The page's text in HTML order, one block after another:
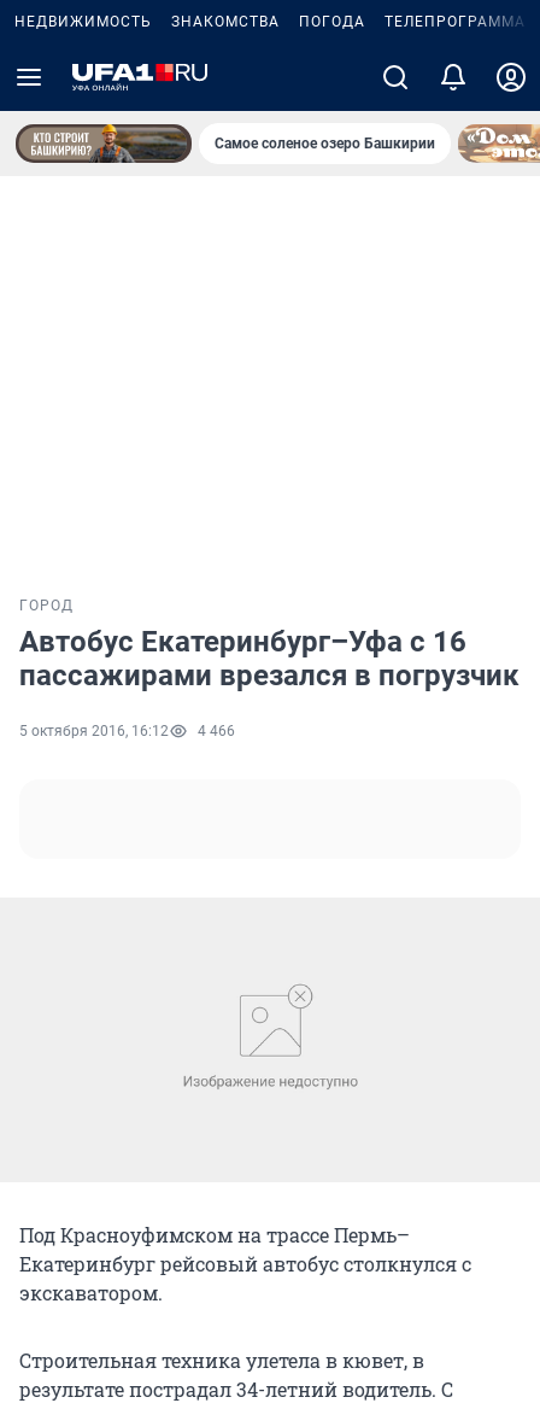
НЕДВИЖИМОСТЬ ЗНАКОМСТВА ПОГОДА ТЕЛЕПРОГРАММА
Самое соленое озеро Башкирии
ГОРОД
Автобус Екатеринбург–Уфа с 16
пассажирами врезался в погрузчик
5 октября 2016, 16:12 4 466
Под Красноуфимском на трассе Пермь–
Екатеринбург рейсовый автобус столкнулся с
экскаватором.
Строительная техника улетела в кювет, в
результате пострадал 34-летний водитель. С